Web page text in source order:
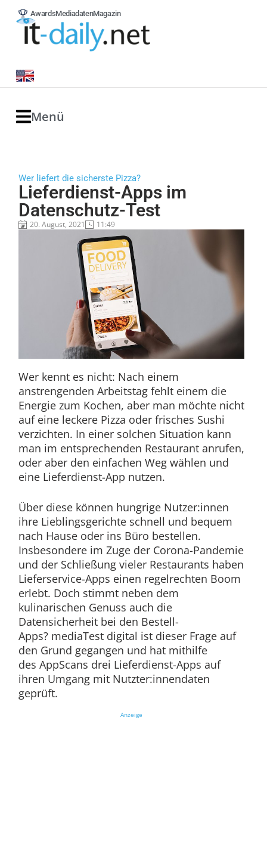
AwardsMediadatenMagazin
Menü
Wer liefert die sicherste Pizza?
Lieferdienst-Apps im
Datenschutz-Test
20. August, 2021 11:49
Wer kennt es nicht: Nach einem
anstrengenden Arbeitstag fehlt einem die
Energie zum Kochen, aber man möchte nicht
auf eine leckere Pizza oder frisches Sushi
verzichten. In einer solchen Situation kann
man im entsprechenden Restaurant anrufen,
oder aber den einfachen Weg wählen und
eine Lieferdienst-App nutzen.
Über diese können hungrige Nutzer:innen
ihre Lieblingsgerichte schnell und bequem
nach Hause oder ins Büro bestellen.
Insbesondere im Zuge der Corona-Pandemie
und der Schließung vieler Restaurants haben
Lieferservice-Apps einen regelrechten Boom
erlebt. Doch stimmt neben dem
kulinarischen Genuss auch die
Datensicherheit bei den Bestell-
Apps? mediaTest digital ist dieser Frage auf
den Grund gegangen und hat mithilfe
des AppScans drei Lieferdienst-Apps auf
ihren Umgang mit Nutzter:innendaten
geprüft.
Anzeige